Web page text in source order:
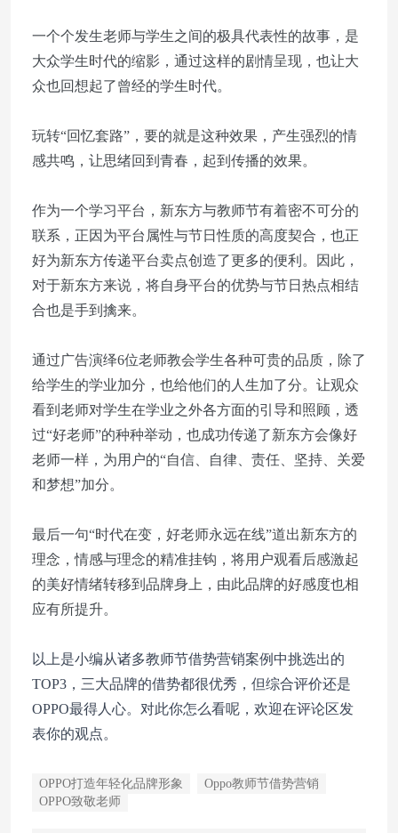
一个个发生老师与学生之间的极具代表性的故事，是
大众学生时代的缩影，通过这样的剧情呈现，也让大
众也回想起了曾经的学生时代。
玩转“回忆套路”，要的就是这种效果，产生强烈的情
感共鸣，让思绪回到青春，起到传播的效果。
作为一个学习平台，新东方与教师节有着密不可分的
联系，正因为平台属性与节日性质的高度契合，也正
好为新东方传递平台卖点创造了更多的便利。因此，
对于新东方来说，将自身平台的优势与节日热点相结
合也是手到擒来。
通过广告演绎6位老师教会学生各种可贵的品质，除了
给学生的学业加分，也给他们的人生加了分。让观众
看到老师对学生在学业之外各方面的引导和照顾，透
过“好老师”的种种举动，也成功传递了新东方会像好
老师一样，为用户的“自信、自律、责任、坚持、关爱
和梦想”加分。
最后一句“时代在变，好老师永远在线”道出新东方的
理念，情感与理念的精准挂钩，将用户观看后感激起
的美好情绪转移到品牌身上，由此品牌的好感度也相
应有所提升。
以上是小编从诸多教师节借势营销案例中挑选出的
TOP3，三大品牌的借势都很优秀，但综合评价还是
OPPO最得人心。对此你怎么看呢，欢迎在评论区发
表你的观点。
OPPO打造年轻化品牌形象
Oppo教师节借势营销
OPPO致敬老师